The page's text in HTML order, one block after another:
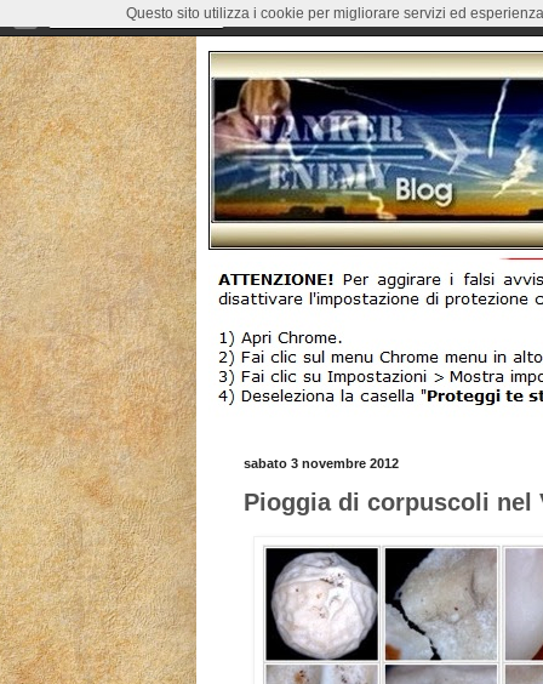
sabato 3 novembre 2012
Pioggia di corpuscoli nel
Questo sito utilizza i cookie per migliorare servizi ed